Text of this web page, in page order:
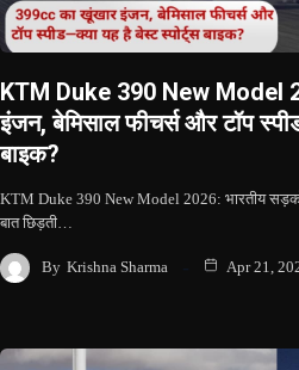
KTM Duke 390 New Model
इंजन, बेमिसाल फीचर्स और टॉप
बाइक?
KTM Duke 390 New Model 2026: भारतीय
बात छिड़ती…
By Krishna Sharma Apr 21,